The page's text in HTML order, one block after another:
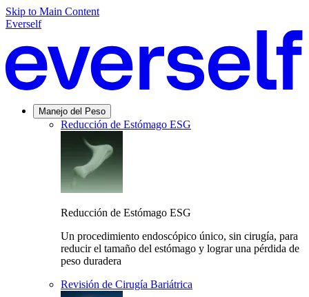
Skip to Main Content
Everself
Manejo del Peso
Reducción de Estómago ESG
Reducción de Estómago ESG
Un procedimiento endoscópico único, sin cirugía, para
reducir el tamaño del estómago y lograr una pérdida de
peso duradera
Revisión de Cirugía Bariátrica